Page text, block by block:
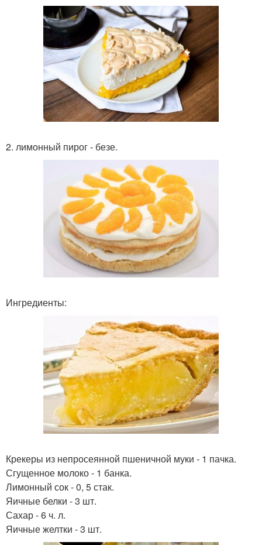
2. лимонный пирог - безе.
Ингредиенты:
Крекеры из непросеянной пшеничной муки - 1 пачка.
Сгущенное молоко - 1 банка.
Лимонный сок - 0, 5 стак.
Яичные белки - 3 шт.
Сахар - 6 ч. л.
Яичные желтки - 3 шт.